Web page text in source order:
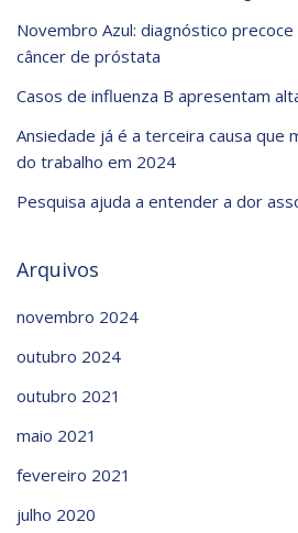
Novembro Azul: diagnóstico
câncer de próstata
Casos de influenza B apresentam
Ansiedade já é a terceira causa que
do trabalho em 2024
Pesquisa ajuda a entender a dor
Arquivos
novembro 2024
outubro 2024
outubro 2021
maio 2021
fevereiro 2021
julho 2020